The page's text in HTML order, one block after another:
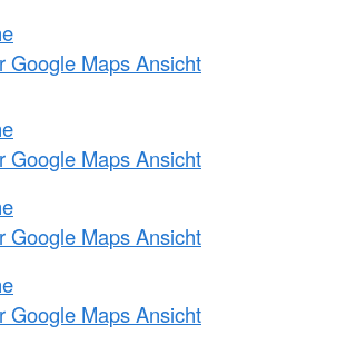
Google Maps Ansicht
Google Maps Ansicht
Google Maps Ansicht
Google Maps Ansicht